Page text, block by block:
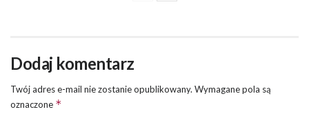
Dodaj komentarz
Twój adres e-mail nie zostanie opublikowany. Wymagane pola są
oznaczone *